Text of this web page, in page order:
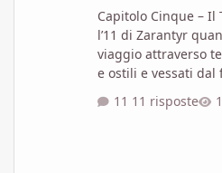
Capitolo Cinque – Il
l’11 di Zarantyr
viaggio attraverso
e ostili e vessati dal
finalmente a
11 risposte